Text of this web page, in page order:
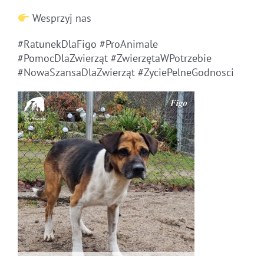
Wesprzyj nas
#RatunekDlaFigo #ProAnimale
#PomocDlaZwierząt #ZwierzętaWPotrzebie
#NowaSzansaDlaZwierząt #ZyciePelneGodnosci